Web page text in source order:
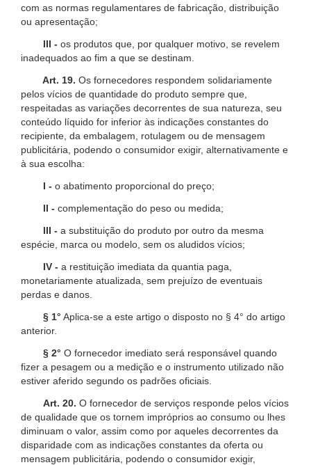
com as normas regulamentares de fabricação, distribuição
ou apresentação;
III - os produtos que, por qualquer motivo, se revelem
inadequados ao fim a que se destinam.
Art. 19. Os fornecedores respondem solidariamente
pelos vícios de quantidade do produto sempre que,
respeitadas as variações decorrentes de sua natureza, seu
conteúdo líquido for inferior às indicações constantes do
recipiente, da embalagem, rotulagem ou de mensagem
publicitária, podendo o consumidor exigir, alternativamente e
à sua escolha:
I - o abatimento proporcional do preço;
II - complementação do peso ou medida;
III - a substituição do produto por outro da mesma
espécie, marca ou modelo, sem os aludidos vícios;
IV - a restituição imediata da quantia paga,
monetariamente atualizada, sem prejuízo de eventuais
perdas e danos.
§ 1° Aplica-se a este artigo o disposto no § 4° do artigo
anterior.
§ 2° O fornecedor imediato será responsável quando
fizer a pesagem ou a medição e o instrumento utilizado não
estiver aferido segundo os padrões oficiais.
Art. 20. O fornecedor de serviços responde pelos vícios
de qualidade que os tornem impróprios ao consumo ou lhes
diminuam o valor, assim como por aqueles decorrentes da
disparidade com as indicações constantes da oferta ou
mensagem publicitária, podendo o consumidor exigir,